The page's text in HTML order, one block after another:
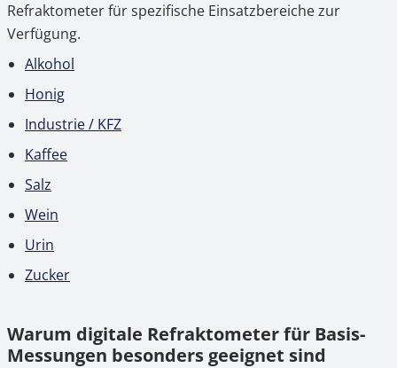
Refraktometer für spezifische Einsatzbereiche zur
Verfügung.
Alkohol
Honig
Industrie / KFZ
Kaffee
Salz
Wein
Urin
Zucker
Warum digitale Refraktometer für Basis-
Messungen besonders geeignet sind